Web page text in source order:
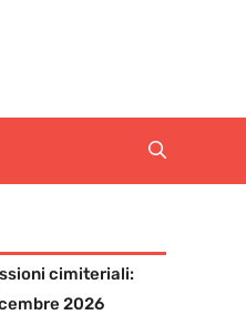
cimiteriali:
2026